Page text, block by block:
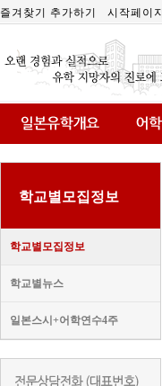
즐겨찾기 추가하기 시작페이
학교별모집정보
학교별모집정보
학교별뉴스
일본스시+어학연수4주